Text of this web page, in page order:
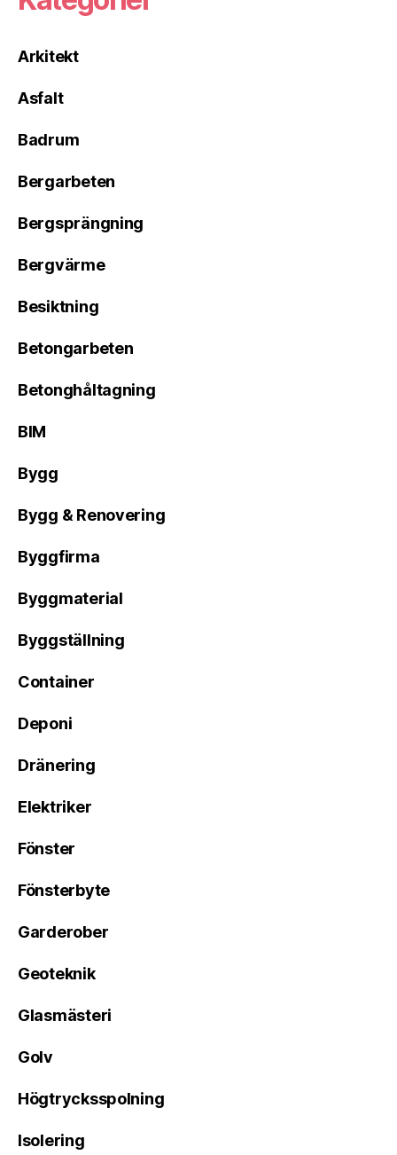
Arkitekt
Asfalt
Badrum
Bergarbeten
Bergsprängning
Bergvärme
Besiktning
Betongarbeten
Betonghåltagning
BIM
Bygg
Bygg & Renovering
Byggfirma
Byggmaterial
Byggställning
Container
Deponi
Dränering
Elektriker
Fönster
Fönsterbyte
Garderober
Geoteknik
Glasmästeri
Golv
Högtrycksspolning
Isolering